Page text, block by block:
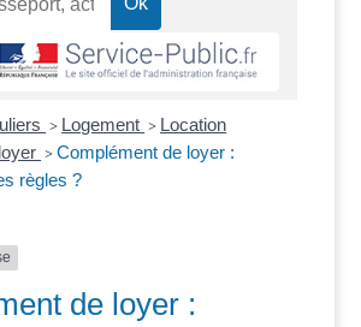
> Logement > Location
> Complément de loyer :
règles ?
de loyer :